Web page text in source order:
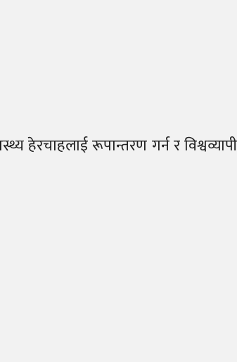
हेरचाहलाई रूपान्तरण गर्न र विश्वव्यापी